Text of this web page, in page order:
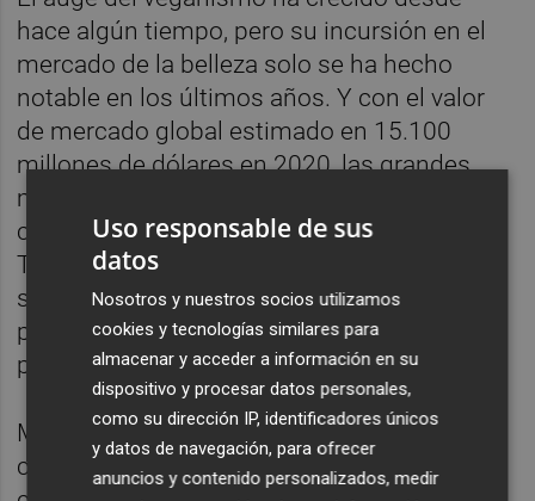
hace algún tiempo, pero su incursión en el
mercado de la belleza solo se ha hecho
notable en los últimos años. Y con el valor
de mercado global estimado en 15.100
millones de dólares en 2020, las grandes
marcas de cosmética quieren subirse al
carro de la "belleza limpia". Así, por ejemplo,
The Body Shop anunció recientemente que
se ha comprometido a hacer que todos sus
productos sean completamente veganos
para 2023.
Muchas marcas de cosméticos se
consideran a sí mismas como “libres de
Uso responsable de sus
datos
Nosotros y nuestros socios utilizamos
cookies y tecnologías similares para
almacenar y acceder a información en su
dispositivo y procesar datos personales,
como su dirección IP, identificadores únicos
y datos de navegación, para ofrecer
anuncios y contenido personalizados, medir